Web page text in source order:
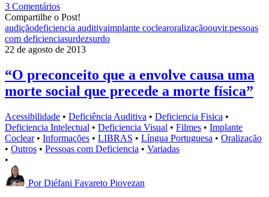
3 Comentários
Compartilhe o Post!
audiçãodeficiencia auditivaimplante coclearoralizaçãoouvir.pessoas
com deficienciasurdezsurdo
22 de agosto de 2013
“O preconceito que a envolve causa uma
morte social que precede a morte física”
Acessibilidade • Deficiência Auditiva • Deficiencia Fisica •
Deficiencia Intelectual • Deficiencia Visual • Filmes • Implante
Coclear • Informações • LIBRAS • Língua Portuguesa • Oralização
• Outros • Pessoas com Deficiencia • Variadas
•
Por Diéfani Favareto Piovezan